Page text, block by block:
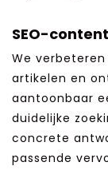
SEO-
We
artikelen en
aantoonbaar
duidelijke
concrete
passende